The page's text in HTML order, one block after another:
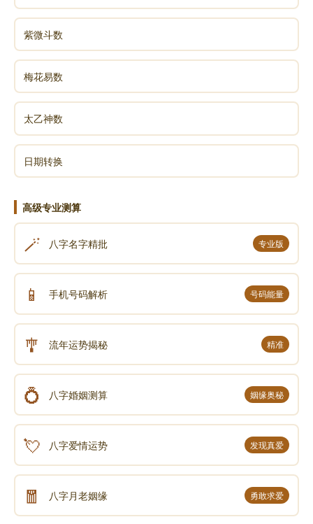
1.起步时要谨慎，不能强行冒进。
2.保持警惕，一时遭到小人陷害，耐心等待，沉着
冷静，必将化险为夷。
声明：部分内容来于网络，如有侵权，请联系我们删除！以上内容，并
紫微斗数
梅花易数
太乙神数
日期转换
高级专业测算
🪄 八字名字精批 专业版
📱 手机号码解析 号码能量
🎐 流年运势揭秘 精准
💍 八字婚姻测算 姻缘奥秘
💘 八字爱情运势 发现真爱
🧧 八字月老姻缘 勇敢求爱